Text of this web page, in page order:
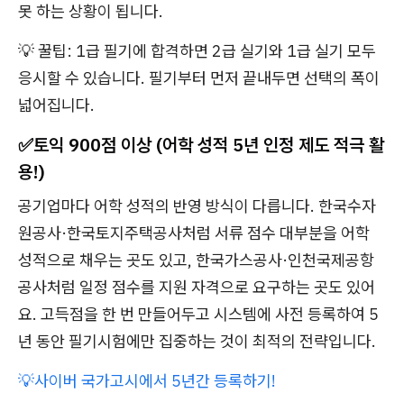
못 하는 상황이 됩니다.
💡 꿀팁: 1급 필기에 합격하면 2급 실기와 1급 실기 모두
응시할 수 있습니다. 필기부터 먼저 끝내두면 선택의 폭이
넓어집니다.
✅토익 900점 이상 (어학 성적 5년 인정 제도 적극 활
용!)
공기업마다 어학 성적의 반영 방식이 다릅니다. 한국수자
원공사·한국토지주택공사처럼 서류 점수 대부분을 어학
성적으로 채우는 곳도 있고, 한국가스공사·인천국제공항
공사처럼 일정 점수를 지원 자격으로 요구하는 곳도 있어
요. 고득점을 한 번 만들어두고 시스템에 사전 등록하여 5
년 동안 필기시험에만 집중하는 것이 최적의 전략입니다.
💡사이버 국가고시에서 5년간 등록하기!